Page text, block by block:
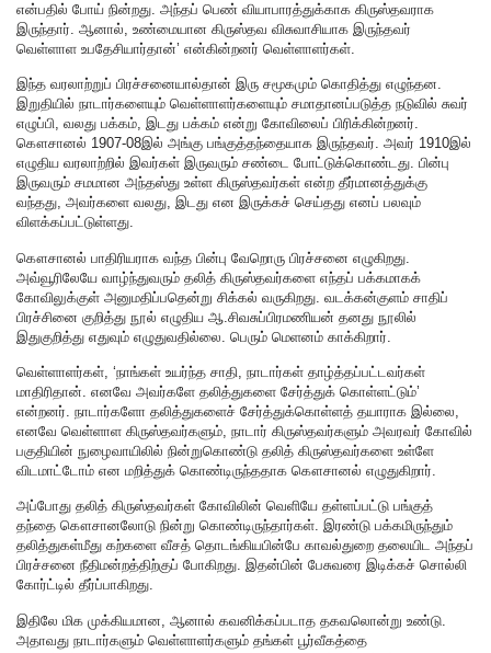
என்பதில் போய் நின்றது. அந்தப் பெண் வியாபாரத்துக்காக கிருஸ்தவராக
இருந்தார். ஆனால், உண்மையான கிருஸ்தவ விசுவாசியாக இருந்தவர்
வெள்ளாள உபதேசியார்தான்’ என்கின்றனர் வெள்ளாளர்கள்.
இந்த வரலாற்றுப் பிரச்சனையால்தான் இரு சமூகமும் கொதித்து எழுந்தன.
இறுதியில் நாடார்களையும் வெள்ளாளர்களையும் சமாதானப்படுத்த நடுவில் சுவர்
எழுப்பி, வலது பக்கம், இடது பக்கம் என்று கோவிலைப் பிரிக்கின்றனர்.
கௌசானல் 1907-08இல் அங்கு பங்குத்தந்தையாக இருந்தவர். அவர் 1910இல்
எழுதிய வரலாற்றில் இவர்கள் இருவரும் சண்டை போட்டுக்கொண்டது. பின்பு
இருவரும் சமமான அந்தஸ்து உள்ள கிருஸ்தவர்கள் என்ற தீர்மானத்துக்கு
வந்தது, அவர்களை வலது, இடது என இருக்கச் செய்தது எனப் பலவும்
விளக்கப்பட்டுள்ளது.
கௌசானல் பாதிரியராக வந்த பின்பு வேறொரு பிரச்சனை எழுகிறது.
அவ்வூரிலேயே வாழ்ந்துவரும் தலித் கிருஸ்தவர்களை எந்தப் பக்கமாகக்
கோவிலுக்குள் அனுமதிப்பதென்று சிக்கல் வருகிறது. வடக்கன்குளம் சாதிப்
பிரச்சினை குறித்து நூல் எழுதிய ஆ.சிவசுப்பிரமணியன் தனது நூலில்
இதுகுறித்து எதுவும் எழுதுவதில்லை. பெரும் மெளனம் காக்கிறார்.
வெள்ளாளர்கள், ‘நாங்கள் உயர்ந்த சாதி, நாடார்கள் தாழ்த்தப்பட்டவர்கள்
மாதிரிதான். எனவே அவர்களே தலித்துகளை சேர்த்துக் கொள்ளட்டும்’
என்றனர். நாடார்களோ தலித்துகளைச் சேர்த்துக்கொள்ளத் தயாராக இல்லை,
எனவே வெள்ளாள கிருஸ்தவர்களும், நாடார் கிருஸ்தவர்களும் அவரவர் கோவில்
பகுதியின் நுழைவாயிலில் நின்றுகொண்டு தலித் கிருஸ்தவர்களை உள்ளே
விடமாட்டோம் என மறித்துக் கொண்டிருந்ததாக கௌசானல் எழுதுகிறார்.
அப்போது தலித் கிருஸ்தவர்கள் கோவிலின் வெளியே தள்ளப்பட்டு பங்குத்
தந்தை கௌசானலோடு நின்று கொண்டிருந்தார்கள். இரண்டு பக்கமிருந்தும்
தலித்துகள்மீது கற்களை வீசத் தொடங்கியபின்பே காவல்துறை தலையிட அந்தப்
பிரச்சனை நீதிமன்றத்திற்குப் போகிறது. இதன்பின் பேசுவரை இடிக்கச் சொல்லி
கோர்ட்டில் தீர்ப்பாகிறது.
இதிலே மிக முக்கியமான, ஆனால் கவனிக்கப்படாத தகவலொன்று உண்டு.
அதாவது நாடார்களும் வெள்ளாளர்களும் தங்கள் பூர்வீகத்தை